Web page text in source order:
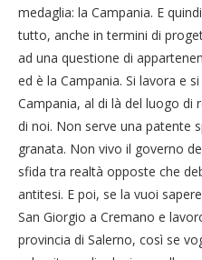
medaglia: la Campania. E
tutto, anche in termini di
ad una questione di
ed è la Campania. Si lavora e
Campania, al di là del luogo di
di noi. Non serve una patente
granata. Non vivo il governo
sfida tra realtà opposte che
antitesi. E poi, se la vuoi
San Giorgio a Cremano e
provincia di Salerno, così se